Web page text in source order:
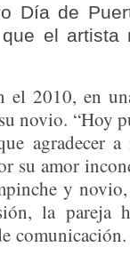
Día de
el artista
el 2010, en
novio. “Hoy
agradecer
su amor
y
la pareja